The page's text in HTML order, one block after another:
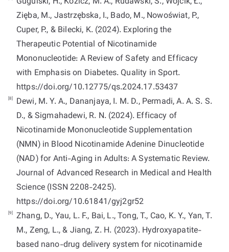
Zięba, M., Jastrzębska, I., Bado, M., Nowoświat, P.,
Cuper, P., & Bilecki, K. (2024). Exploring the
Therapeutic Potential of Nicotinamide
Mononucleotide: A Review of Safety and Efficacy
with Emphasis on Diabetes. Quality in Sport.
https://doi.org/10.12775/qs.2024.17.53437
[8]
Dewi, M. Y. A., Dananjaya, I. M. D., Permadi, A. A. S. S.
D., & Sigmahadewi, R. N. (2024). Efficacy of
Nicotinamide Mononucleotide Supplementation
(NMN) in Blood Nicotinamide Adenine Dinucleotide
(NAD) for Anti-Aging in Adults: A Systematic Review.
Journal of Advanced Research in Medical and Health
Science (ISSN 2208-2425).
https://doi.org/10.61841/gyj2gr52
[9] Zhang, D., Yau, L. F., Bai, L., Tong, T., Cao, K. Y., Yan, T.
M., Zeng, L., & Jiang, Z. H. (2023). Hydroxyapatite-
based nano-drug delivery system for nicotinamide